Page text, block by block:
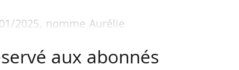
2025, nomme Aurélie
cabinet en charge de
aux abonnés